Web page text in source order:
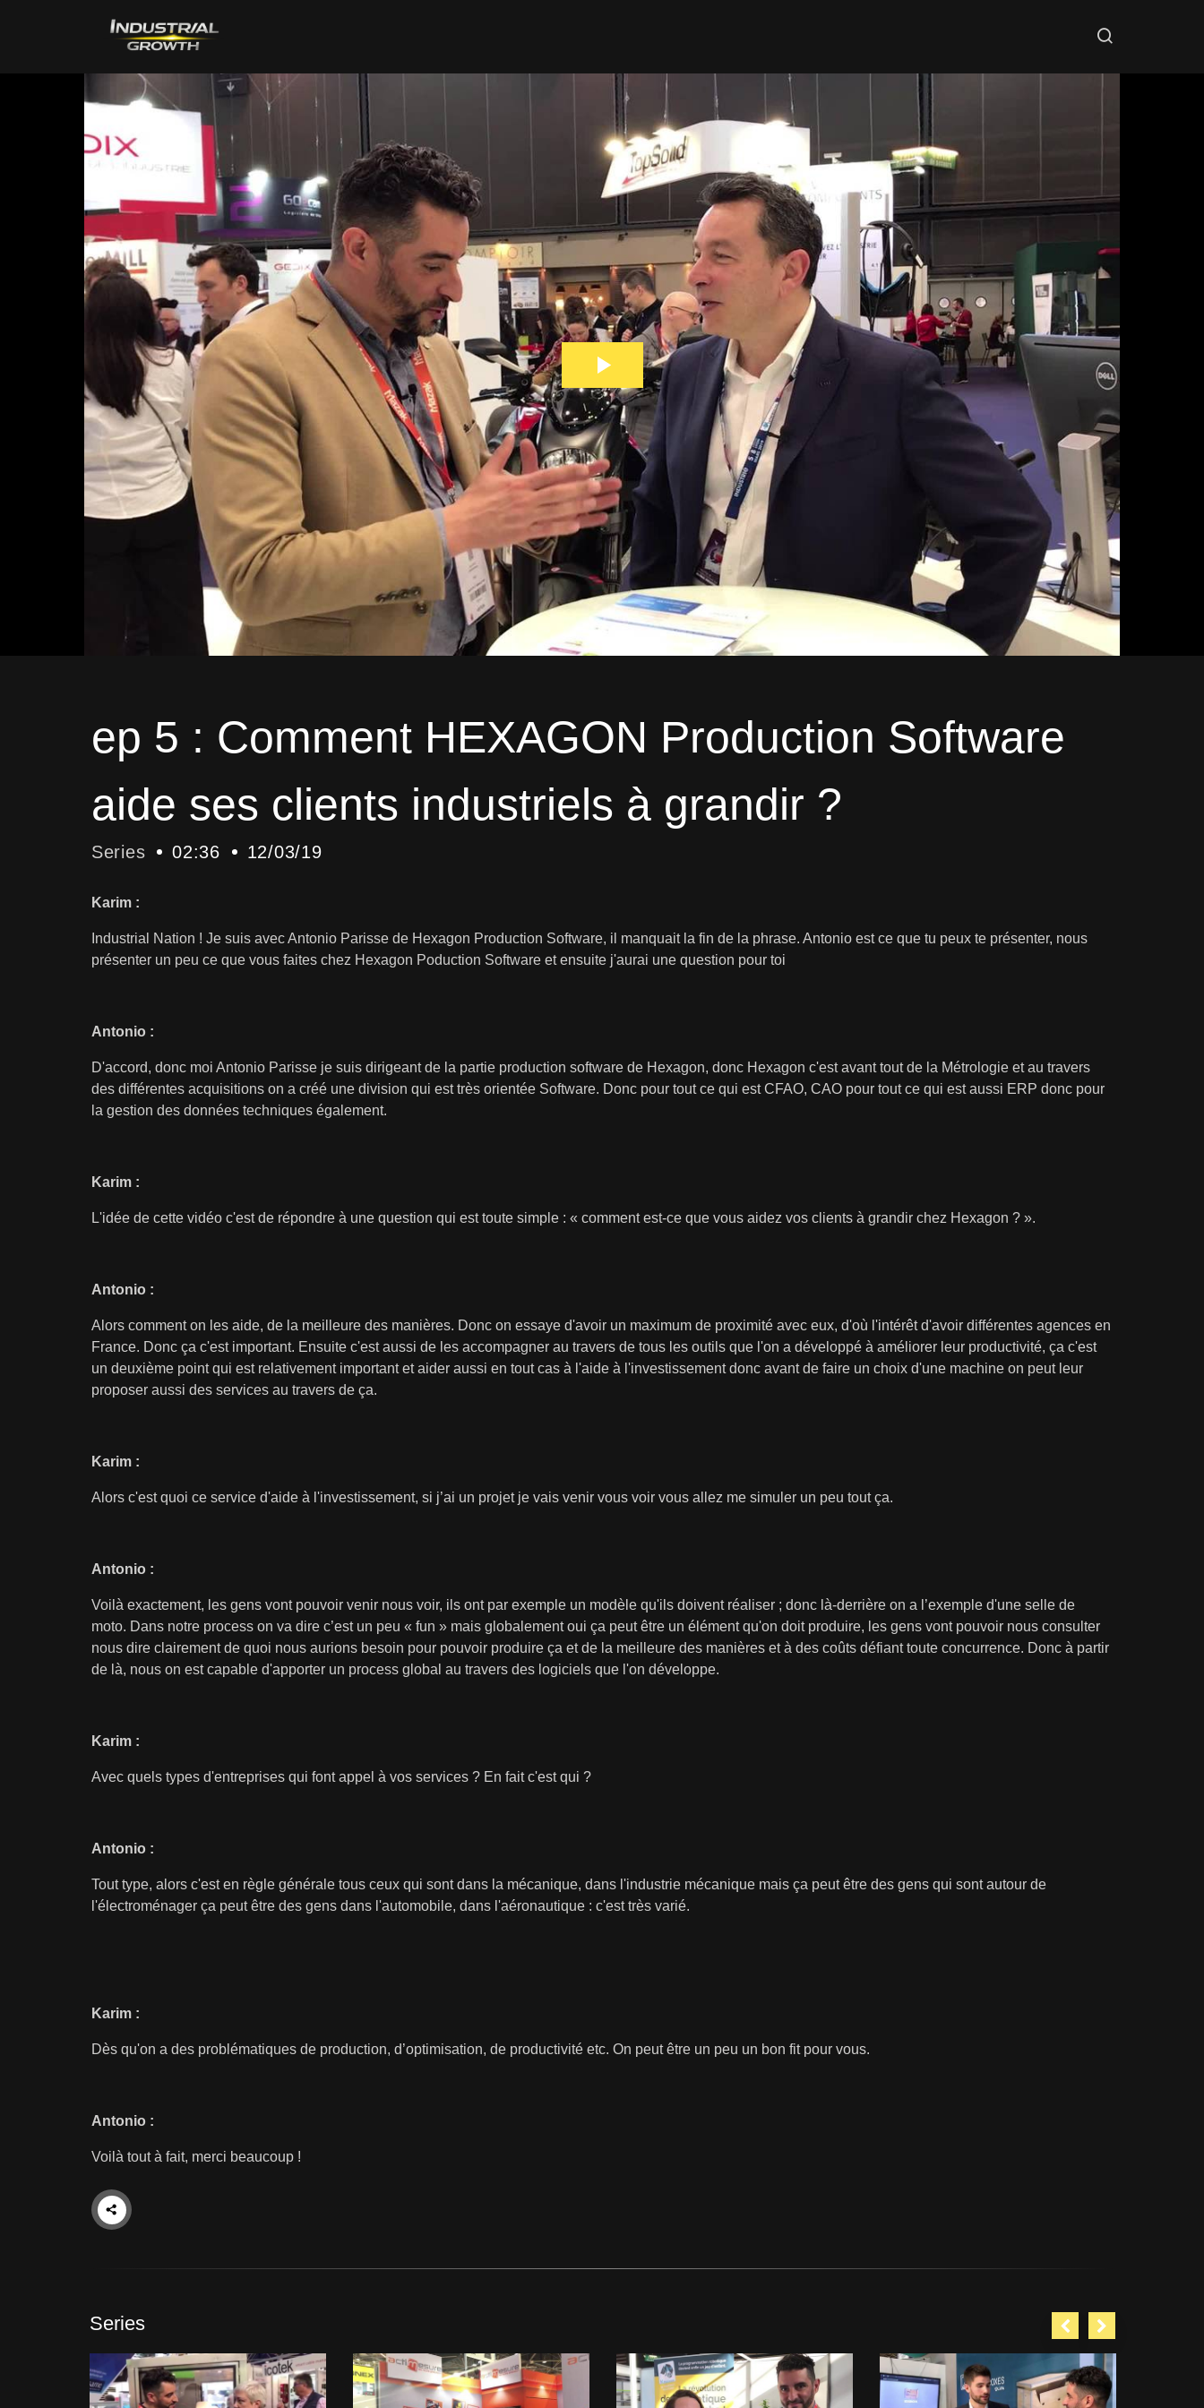
ep 5 : Comment HEXAGON Production Software
aide ses clients industriels à grandir ?
Series 02:36 12/03/19
Karim :
Industrial Nation ! Je suis avec Antonio Parisse de Hexagon Production Software, il manquait la fin de la phrase. Antonio est ce que tu peux te présenter, nous
présenter un peu ce que vous faites chez Hexagon Poduction Software et ensuite j'aurai une question pour toi
Antonio :
D'accord, donc moi Antonio Parisse je suis dirigeant de la partie production software de Hexagon, donc Hexagon c'est avant tout de la Métrologie et au travers
des différentes acquisitions on a créé une division qui est très orientée Software. Donc pour tout ce qui est CFAO, CAO pour tout ce qui est aussi ERP donc pour
la gestion des données techniques également.
Karim :
L'idée de cette vidéo c'est de répondre à une question qui est toute simple : « comment est-ce que vous aidez vos clients à grandir chez Hexagon ? ».
Antonio :
Alors comment on les aide, de la meilleure des manières. Donc on essaye d'avoir un maximum de proximité avec eux, d'où l'intérêt d'avoir différentes agences en
France. Donc ça c'est important. Ensuite c'est aussi de les accompagner au travers de tous les outils que l'on a développé à améliorer leur productivité, ça c'est
un deuxième point qui est relativement important et aider aussi en tout cas à l'aide à l'investissement donc avant de faire un choix d'une machine on peut leur
proposer aussi des services au travers de ça.
Karim :
Alors c'est quoi ce service d'aide à l'investissement, si j’ai un projet je vais venir vous voir vous allez me simuler un peu tout ça.
Antonio :
Voilà exactement, les gens vont pouvoir venir nous voir, ils ont par exemple un modèle qu'ils doivent réaliser ; donc là-derrière on a l’exemple d'une selle de
moto. Dans notre process on va dire c’est un peu « fun » mais globalement oui ça peut être un élément qu'on doit produire, les gens vont pouvoir nous consulter
nous dire clairement de quoi nous aurions besoin pour pouvoir produire ça et de la meilleure des manières et à des coûts défiant toute concurrence. Donc à partir
de là, nous on est capable d'apporter un process global au travers des logiciels que l'on développe.
Karim :
Avec quels types d'entreprises qui font appel à vos services ? En fait c'est qui ?
Antonio :
Tout type, alors c'est en règle générale tous ceux qui sont dans la mécanique, dans l'industrie mécanique mais ça peut être des gens qui sont autour de
l'électroménager ça peut être des gens dans l'automobile, dans l'aéronautique : c'est très varié.
Karim :
Dès qu'on a des problématiques de production, d’optimisation, de productivité etc. On peut être un peu un bon fit pour vous.
Antonio :
Voilà tout à fait, merci beaucoup !
Series